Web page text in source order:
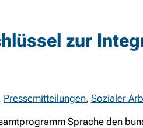
zur
Pressemitteilungen, Sozialer
Sprache den